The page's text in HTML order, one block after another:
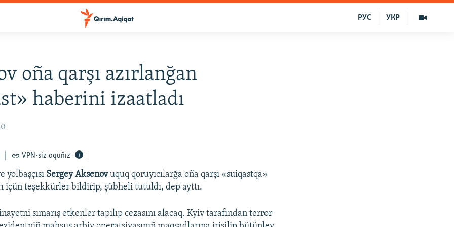
УКР
РУС
oña qarşı azırlanğan
haberini izaatladı
VPN-siz oquñız
yolbaşçısı Sergey Aksenovuquq qoruyıcılarğa oña qarşı «suiqastqa»
içün teşekkürler bildirip, şübheli tutuldı, dep ayttı.
sımarış etkenler tapılıp cezasını alacaq. Kyiv tarafından terror